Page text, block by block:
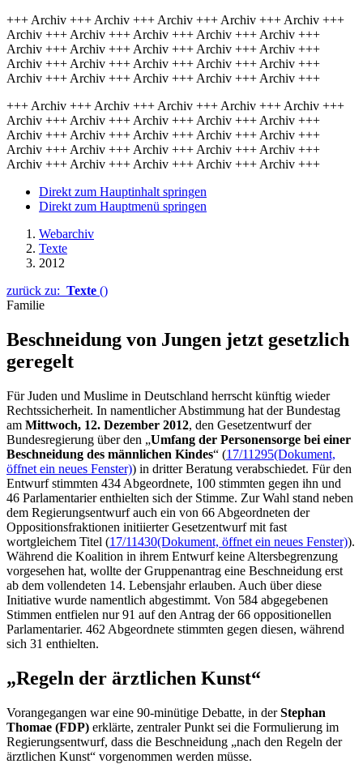
+++ Archiv +++ Archiv +++ Archiv +++ Archiv +++ Archiv +++
Archiv +++ Archiv +++ Archiv +++ Archiv +++ Archiv +++
Archiv +++ Archiv +++ Archiv +++ Archiv +++ Archiv +++
Archiv +++ Archiv +++ Archiv +++ Archiv +++ Archiv +++
Archiv +++ Archiv +++ Archiv +++ Archiv +++ Archiv +++
+++ Archiv +++ Archiv +++ Archiv +++ Archiv +++ Archiv +++
Archiv +++ Archiv +++ Archiv +++ Archiv +++ Archiv +++
Archiv +++ Archiv +++ Archiv +++ Archiv +++ Archiv +++
Archiv +++ Archiv +++ Archiv +++ Archiv +++ Archiv +++
Archiv +++ Archiv +++ Archiv +++ Archiv +++ Archiv +++
Direkt zum Hauptinhalt springen
Direkt zum Hauptmenü springen
Webarchiv
Texte
2012
zurück zu: Texte ()
Familie
Beschneidung von Jungen jetzt gesetzlich
geregelt
Für Juden und Muslime in Deutschland herrscht künftig wieder
Rechtssicherheit. In namentlicher Abstimmung hat der Bundestag
am Mittwoch, 12. Dezember 2012, den Gesetzentwurf der
Bundesregierung über den „Umfang der Personensorge bei einer
Beschneidung des männlichen Kindes“ (17/11295(Dokument,
öffnet ein neues Fenster)) in dritter Beratung verabschiedet. Für den
Entwurf stimmten 434 Abgeordnete, 100 stimmten gegen ihn und
46 Parlamentarier enthielten sich der Stimme. Zur Wahl stand neben
dem Regierungsentwurf auch ein von 66 Abgeordneten der
Oppositionsfraktionen initiierter Gesetzentwurf mit fast
wortgleichem Titel (17/11430(Dokument, öffnet ein neues Fenster)).
Während die Koalition in ihrem Entwurf keine Altersbegrenzung
vorgesehen hat, wollte der Gruppenantrag eine Beschneidung erst
ab dem vollendeten 14. Lebensjahr erlauben. Auch über diese
Initiative wurde namentlich abgestimmt. Von 584 abgegebenen
Stimmen entfielen nur 91 auf den Antrag der 66 oppositionellen
Parlamentarier. 462 Abgeordnete stimmten gegen diesen, während
sich 31 enthielten.
„Regeln der ärztlichen Kunst“
Vorangegangen war eine 90-minütige Debatte, in derStephan
Thomae (FDP) erklärte, zentraler Punkt sei die Formulierung im
Regierungsentwurf, dass die Beschneidung „nach den Regeln der
ärztlichen Kunst“ vorgenommen werden müsse.